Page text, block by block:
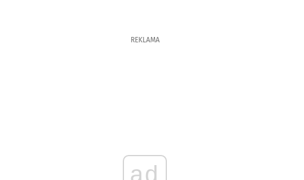
REKLAMA
ad